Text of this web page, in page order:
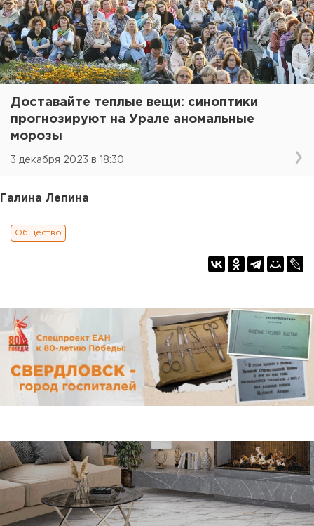
Доставайте теплые вещи: синоптики
прогнозируют на Урале аномальные
морозы
3 декабря 2023 в 18:30
Галина Лепина
Общество